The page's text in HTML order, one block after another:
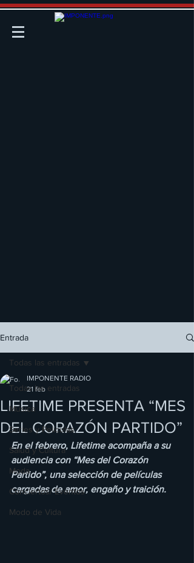
Entrada
Todas las entradas
Música
Series y Películas
Salud y Cultura
Moda
Conciertos/ Eventos
Modo de Vida
Todas las entradas
LIFETIME PRESENTA “MES
DEL CORAZÓN PARTIDO”
IMPONENTE RADIO
21 feb
En el febrero, Lifetime acompaña a su
audiencia con “Mes del Corazón
Partido”, una selección de películas
cargadas de amor, engaño y traición.